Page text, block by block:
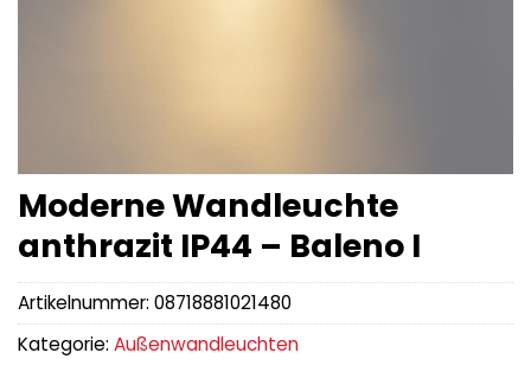
Moderne Wandleuchte
anthrazit IP44 – Baleno I
Artikelnummer: 08718881021480
Kategorie: Außenwandleuchten